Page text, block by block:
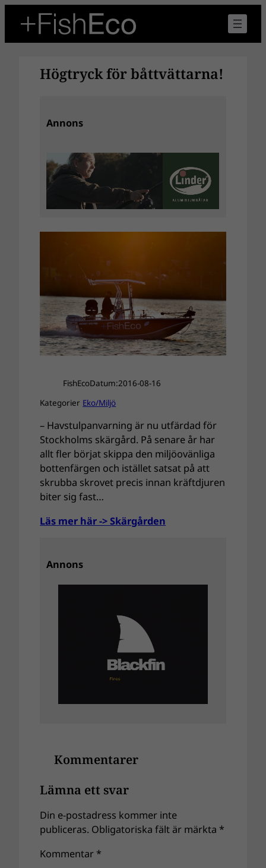
innehåll
Högtryck för båttvättarna!
Annons
FishEcoDatum:2016-08-16
Kategorier Eko/Miljö
– Havstulpanvarning är nu utfärdad för
Stockholms skärgård. På senare år har
allt fler börjat skippa den miljöovänliga
bottenfärgen och istället satsat på att
skrubba skrovet precis innan kräftdjuren
biter sig fast…
Läs mer här -> Skärgården
Annons
Kommentarer
Lämna ett svar
Din e-postadress kommer inte
publiceras. Obligatoriska fält är märkta *
Kommentar *